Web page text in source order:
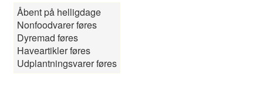
Åbent på helligdage
Nonfoodvarer føres
Dyremad føres
Haveartikler føres
Udplantningsvarer føres